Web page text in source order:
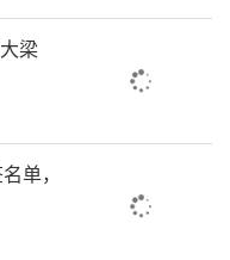
梁
单，